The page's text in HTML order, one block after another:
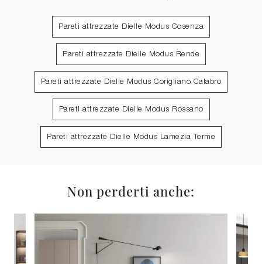
Pareti attrezzate Dielle Modus Cosenza
Pareti attrezzate Dielle Modus Rende
Pareti attrezzate Dielle Modus Corigliano Calabro
Pareti attrezzate Dielle Modus Rossano
Pareti attrezzate Dielle Modus Lamezia Terme
Non perderti anche: